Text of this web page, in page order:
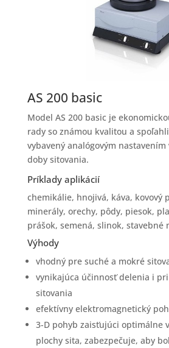
AS 200 basic
Model AS 200 basic je
rady so známou kvalitou a
vybavený analógovým
doby sitovania.
Príklady aplikácií
chemikálie, hnojivá, káva, kovový
minerály, orechy, pôdy, piesok,
prášok, semená, slinok, stavebné
Výhody
vhodný pre suché a mokré
vynikajúca účinnosť delenia i
sitovania
efektívny elektromagnetický
3-D pohyb zaisťujúci optimálne
plochy sita, zabezpečuje, aby